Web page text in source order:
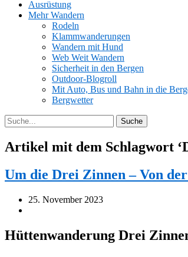
Ausrüstung
Mehr Wandern
Rodeln
Klammwanderungen
Wandern mit Hund
Web Weit Wandern
Sicherheit in den Bergen
Outdoor-Blogroll
Mit Auto, Bus und Bahn in die
Bergwetter
Artikel mit dem Schlagwort ‘
Um die Drei Zinnen – Von
25. November 2023
Hüttenwanderung Drei